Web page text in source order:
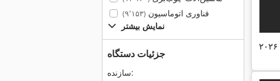
فناوری اتوماسیون(۹٬۱۵۳)
نمایش بیشتر
جزئیات دستگاه
سازنده:
۲۰۲۶